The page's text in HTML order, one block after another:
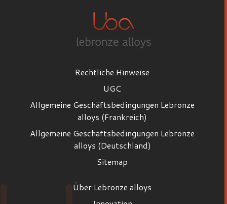
Rechtliche Hinweise
UGC
Allgemeine Geschäftsbedingungen Lebronze
alloys (Frankreich)
Allgemeine Geschäftsbedingungen Lebronze
alloys (Deutschland)
Sitemap
Über Lebronze alloys